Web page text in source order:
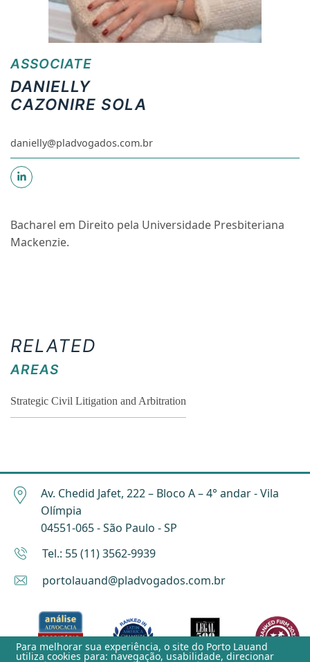
ASSOCIATE
DANIELLY
CAZONIRE SOLA
danielly@pladvogados.com.br
Bacharel em Direito pela Universidade Presbiteriana
Mackenzie.
RELATED
AREAS
Strategic Civil Litigation and Arbitration
Av. Chedid Jafet, 222 – Bloco A – 4° andar - Vila
Olímpia
04551-065 - São Paulo - SP
Tel.: 55 (11) 3562-9939
portolauand@pladvogados.com.br
Para melhorar sua experiência, o site do Porto Lauand
utiliza cookies para: navegação, usabilidade, direcionar